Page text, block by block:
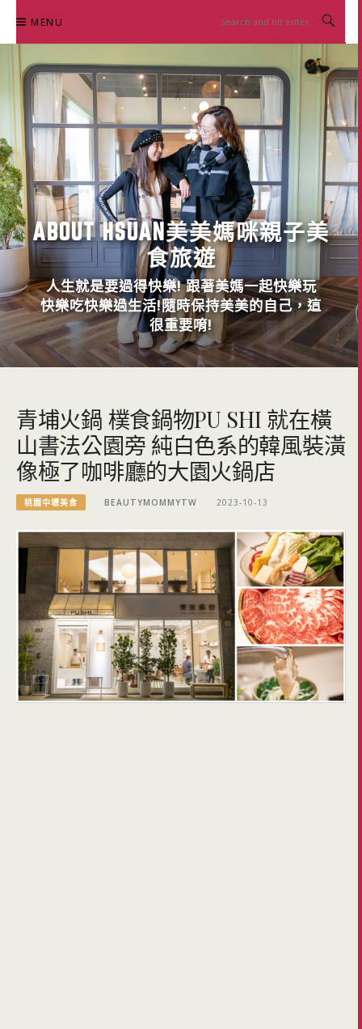
content
MENU
ABOUT HSUAN美美媽咪親子美
食旅遊
人生就是要過得快樂! 跟著美媽一起快樂玩
快樂吃快樂過生活!隨時保持美美的自己，這
很重要唷!
青埔火鍋 樸食鍋物PU SHI 就在橫
山書法公園旁 純白色系的韓風裝潢
像極了咖啡廳的大園火鍋店
桃園中壢美食 BEAUTYMOMMYTW 2023-10-13